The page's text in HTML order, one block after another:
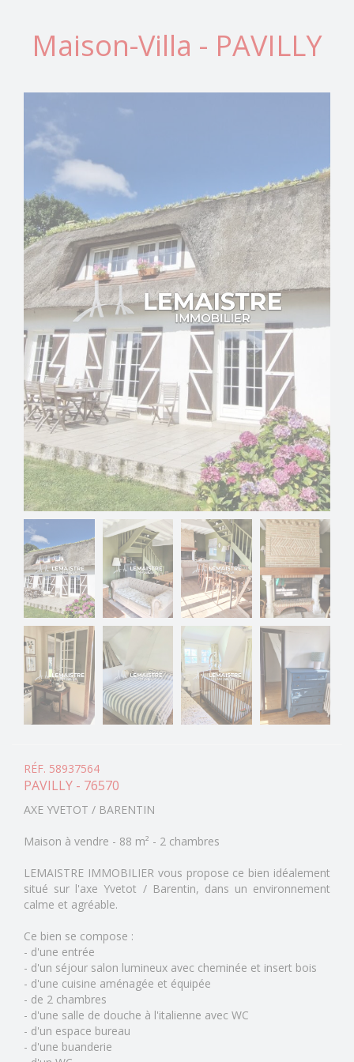
Maison-Villa - PAVILLY
RÉF. 58937564
PAVILLY - 76570
AXE YVETOT / BARENTIN
Maison à vendre - 88 m² - 2 chambres
LEMAISTRE IMMOBILIER vous propose ce bien idéalement
situé sur l'axe Yvetot / Barentin, dans un environnement
calme et agréable.
Ce bien se compose :
- d'une entrée
- d'un séjour salon lumineux avec cheminée et insert bois
- d'une cuisine aménagée et équipée
- de 2 chambres
- d'une salle de douche à l'italienne avec WC
- d'un espace bureau
- d'une buanderie